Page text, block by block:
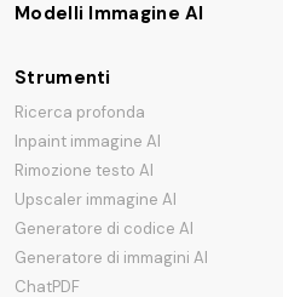
Modelli Immagine AI
Strumenti
Ricerca profonda
Inpaint immagine AI
Rimozione testo AI
Upscaler immagine AI
Generatore di codice AI
Generatore di immagini AI
ChatPDF